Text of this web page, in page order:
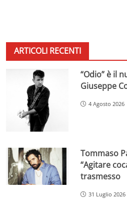
ARTICOLI RECENTI
“Odio” è il
Giuseppe
4 Agosto 2026
Tommaso
“Agitare
trasmesso
31 Luglio 2026